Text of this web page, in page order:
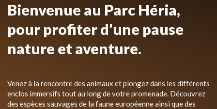
Bienvenue au Parc Héria,
pour profiter d'une pause
nature et aventure.
Venez à la rencontre des animaux et plongez dans les différents
enclos immersifs tout au long de votre promenade. Découvrez
des espèces sauvages de la faune européenne ainsi que des